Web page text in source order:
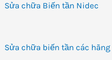
Sửa chữa Biến tần Nidec
Sửa chữa biến tần các hãng